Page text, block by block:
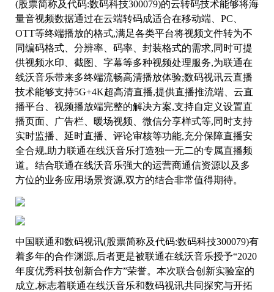
(股票简称及代码:数码科技300079)的云转码技术能够将海
量音视频数据通过在云端转码成适合在移动端、PC、
OTT等终端播放的格式,满足各类平台将视频文件转为不
同编码格式、分辨率、码率、封装格式的需求,同时可提
供视频水印、截图、字幕等多种视频处理服务,为联通在
线沃音乐带来多终端流畅高清播放体验;数码视讯云直播
技术能够支持5G+4K超高清直播,提供直播推流端、云直
播平台、视频播放端完整的解决方案,支持自定义设置直
播页面、广告栏、暖场视频、微信分享样式等,同时支持
实时监播、延时直播、评论审核等功能,充分保障直播安
全合规,助力联通在线沃音乐打造独一无二的专属直播频
道。结合联通在线沃音乐强大的运营商通信资源以及多
方位的业务应用场景资源,双方的结合非常值得期待。
中国联通和数码视讯(股票简称及代码:数码科技300079)有
着多年的合作渊源,后者更是被联通在线沃音乐授予“2020
年度优秀科技创新合作方”荣誉。本次联合创新实验室的
成立,标志着联通在线沃音乐和数码视讯共同探究与开拓